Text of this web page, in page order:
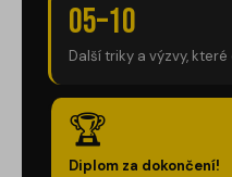
05–10
Další triky a výzvy,
🏆
Diplom za dokončení!